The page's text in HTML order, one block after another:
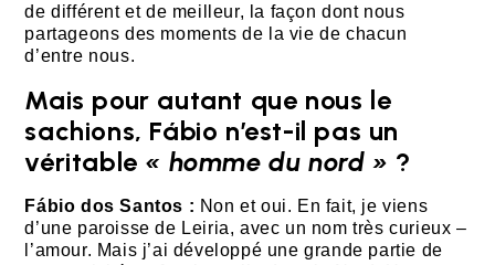
de différent et de meilleur, la façon dont nous
partageons des moments de la vie de chacun
d’entre nous.
Mais pour autant que nous le
sachions, Fábio n’est-il pas un
véritable « homme du nord » ?
Fábio dos Santos : Non et oui. En fait, je viens
d’une paroisse de Leiria, avec un nom très curieux –
l’amour. Mais j’ai développé une grande partie de